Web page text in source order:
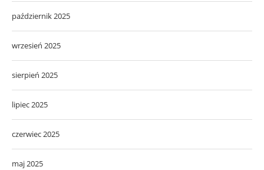
październik 2025
wrzesień 2025
sierpień 2025
lipiec 2025
czerwiec 2025
maj 2025